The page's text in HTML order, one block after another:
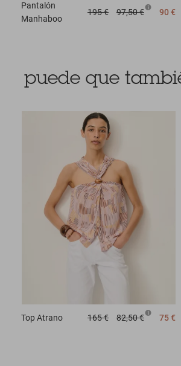
Pantalón
Manhaboo
195 € 97,50 € 90 €
puede que
Top Atrano 165 € 82,50 € 75 €